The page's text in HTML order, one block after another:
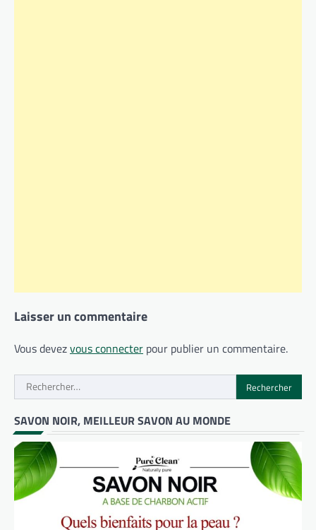
Laisser un commentaire
Vous devezvous connecter pour publier un commentaire.
Rechercher :
SAVON NOIR, MEILLEUR SAVON AU MONDE